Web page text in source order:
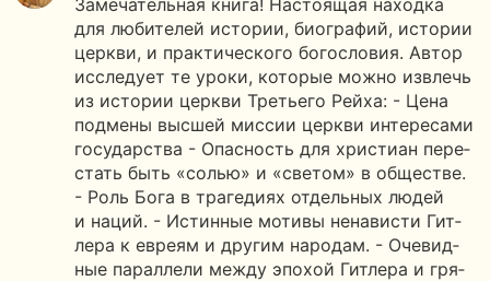
Замечательная книга! Настоящая находка
для любителей истории, биографий, истории
церкви, и практического богословия. Автор
исследует те уроки, которые можно извлечь
из истории церкви Третьего Рейха: - Цена
под­ме­ны выс­шей мис­сии церк­ви ин­те­ре­са­ми
го­су­дар­ства - Опас­ность для хри­сти­ан пе­ре­
стать быть «солью» и «све­том» в об­ще­стве.
- Роль Бога в тра­ге­ди­ях от­дель­ных людей
и наций. - Ис­тин­ные мо­ти­вы нена­ви­сти Гит­
ле­ра к ев­ре­ям и дру­гим на­ро­дам. - Оче­вид­
ные па­рал­ле­ли между эпо­хой Гит­ле­ра и гря­